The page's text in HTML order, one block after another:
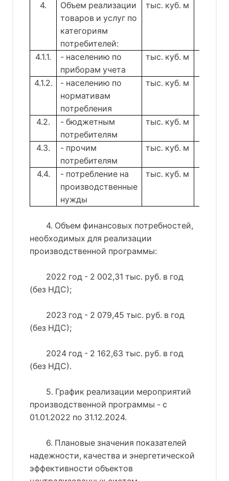
4.
Объем реализации
товаров и услуг по
категориям
потребителей:
тыс. куб. м
4.1.1.
- населению по
приборам учета
тыс. куб. м
4.1.2.
- населению по
нормативам
потребления
тыс. куб. м
4.2.
- бюджетным
потребителям
тыс. куб. м
4.3.
- прочим
потребителям
тыс. куб. м
4.4.
- потребление на
производственные
нужды
тыс. куб. м
4. Объем финансовых потребностей,
необходимых для реализации
производственной программы:
2022 год - 2 002,31 тыс. руб. в год
(без НДС);
2023 год - 2 079,45 тыс. руб. в год
(без НДС);
2024 год - 2 162,63 тыс. руб. в год
(без НДС).
5. График реализации мероприятий
производственной программы - с
01.01.2022 по 31.12.2024.
6. Плановые значения показателей
надежности, качества и энергетической
эффективности объектов